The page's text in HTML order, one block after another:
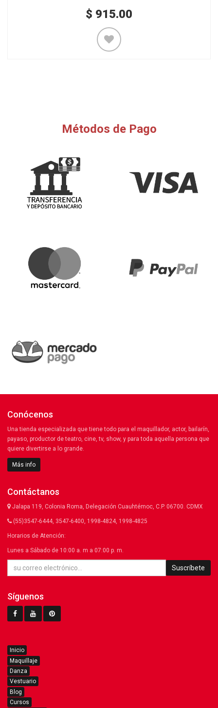
$ 915.00
Métodos de Pago
Conócenos
Una tienda especializada que tiene todo para el maquillador, actor, bailarín,
payaso, productor de teatro, cine, tv, show, y para toda aquella persona que
quiere divertirse a lo grande.
Más info
Contáctanos
Jalapa 119, Colonia Roma, Delegación Cuauhtémoc, C.P. 06700. CDMX
(55)3547-6444, 3547-6400, 1998-4824, 1998-4825
Horarios de Atención:
Lunes a Sábado de 10:00 a. m a 07:00 p. m.
Suscríbete
Síguenos
Inicio
Maquillaje
Danza
Vestuario
Blog
Cursos